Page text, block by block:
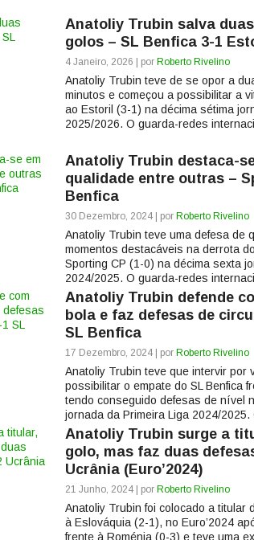
Anatoliy Trubin salva
golos – SL Benfica 3-1
4 Janeiro, 2026 | por Roberto Rivelino
Anatoliy Trubin teve de se opor a
minutos e começou a possibilitar a
ao Estoril (3-1) na décima sétima
2025/2026. O guarda-redes
Anatoliy Trubin destaca-
qualidade entre outras –
Benfica
30 Dezembro, 2024 | por Roberto Rivelino
Anatoliy Trubin teve uma defesa de
momentos destacáveis na derrota
Sporting CP (1-0) na décima sexta
2024/2025. O guarda-redes
Anatoliy Trubin defende
bola e faz defesas de
SL Benfica
17 Dezembro, 2024 | por Roberto Rivelino
Anatoliy Trubin teve que intervir por
possibilitar o empate do SL Benfica
tendo conseguido defesas de nível
jornada da Primeira Liga 2024/2025.
Anatoliy Trubin surge a
golo, mas faz duas
Ucrânia (Euro’2024)
21 Junho, 2024 | por Roberto Rivelino
Anatoliy Trubin foi colocado a titular
à Eslováquia (2-1), no Euro’2024
frente à Roménia (0-3) e teve uma